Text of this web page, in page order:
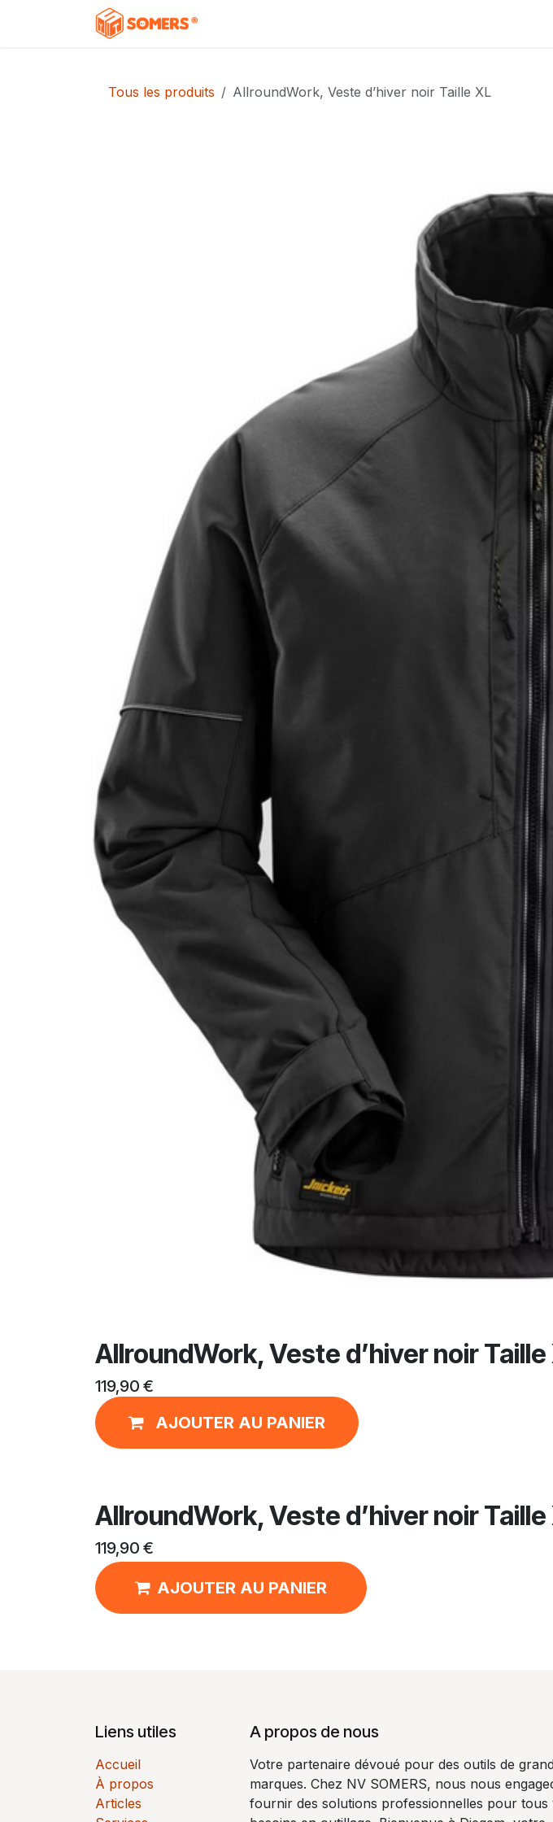
Se rendre au contenu
Tous les produits AllroundWork, Veste d’hiver noir Taille XL
AllroundWork, Veste d’hiver noir Taille
119,90 €
AJOUTER AU PANIER
AllroundWork, Veste d’hiver noir Taille
119,90 €
AJOUTER AU PANIER
Liens utiles
Accueil
À propos
Articles
A propos de nous
Votre partenaire dévoué pour des outils de
marques. Chez NV SOMERS, nous nous
fournir des solutions professionnelles pour tous